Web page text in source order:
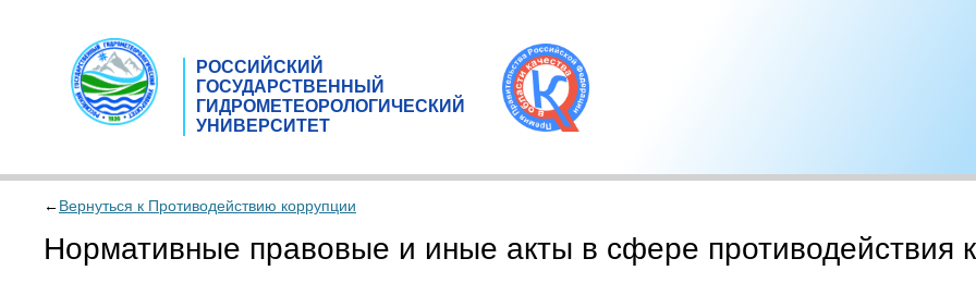
РОССИЙСКИЙ
ГОСУДАРСТВЕННЫЙ
ГИДРОМЕТЕОРОЛОГИЧЕСКИЙ
УНИВЕРСИТЕТ
←Вернуться к Противодействию коррупции
Нормативные правовые и иные акты в сфере противодействия